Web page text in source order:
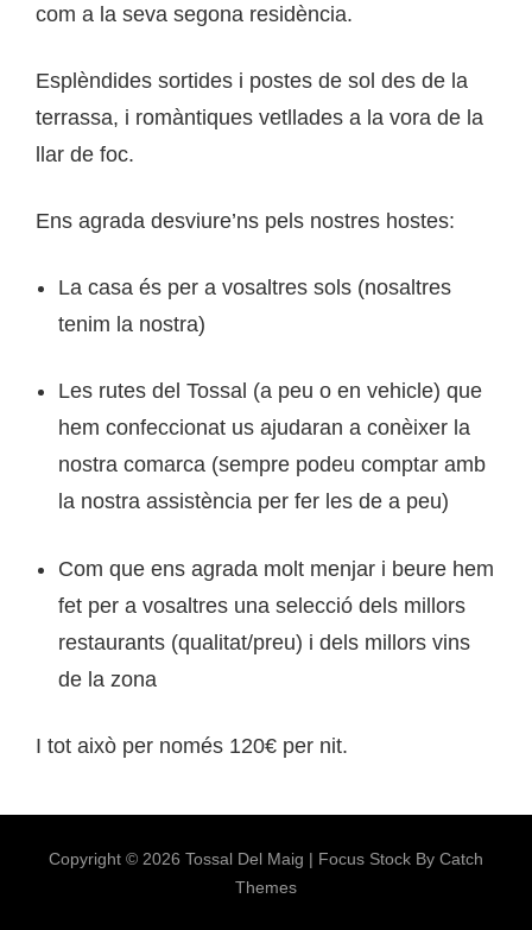
com a la seva segona residència.
Esplèndides sortides i postes de sol des de la
terrassa, i romàntiques vetllades a la vora de la
llar de foc.
Ens agrada desviure’ns pels nostres hostes:
La casa és per a vosaltres sols (nosaltres
tenim la nostra)
Les rutes del Tossal (a peu o en vehicle) que
hem confeccionat us ajudaran a conèixer la
nostra comarca (sempre podeu comptar amb
la nostra assistència per fer les de a peu)
Com que ens agrada molt menjar i beure hem
fet per a vosaltres una selecció dels millors
restaurants (qualitat/preu) i dels millors vins
de la zona
I tot això per només 120€ per nit.
Copyright © 2026 Tossal Del Maig | Focus Stock By Catch
Themes